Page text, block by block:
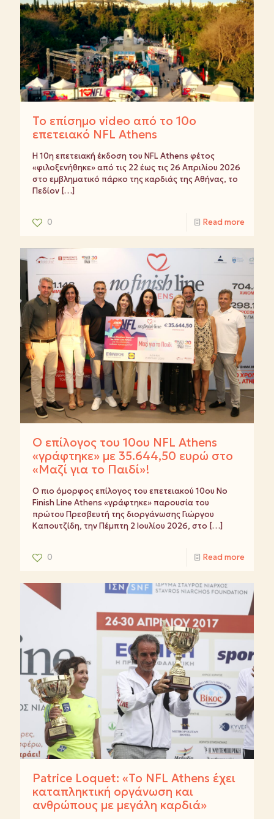
Το επίσημο video από το 10ο
επετειακό NFL Athens
Η 10η επετειακή έκδοση του NFL Athens φέτος
«φιλοξενήθηκε» από τις 22 έως τις 26 Απριλίου 2026
στο εμβληματικό πάρκο της καρδιάς της Αθήνας, το
Πεδίον […]
0 Read more
Ο επίλογος του 10ου NFL Athens
«γράφτηκε» με 35.644,50 ευρώ στο
«Μαζί για το Παιδί»!
Ο πιο όμορφος επίλογος του επετειακού 10ου No
Finish Line Athens «γράφτηκε» παρουσία του
πρώτου Πρεσβευτή της διοργάνωσης Γιώργου
Καπουτζίδη, την Πέμπτη 2 Ιουλίου 2026, στο […]
0 Read more
Patrice Loquet: «Το NFL Athens έχει
καταπληκτική οργάνωση και
ανθρώπους με μεγάλη καρδιά»